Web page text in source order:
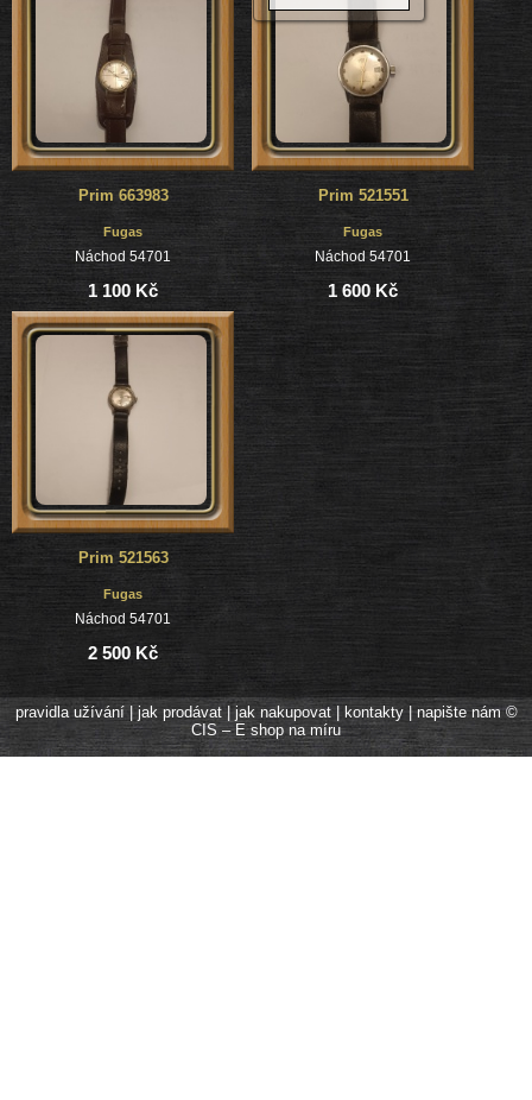
Prim 663983
Fugas
Náchod 54701
1 100 Kč
Prim 521551
Fugas
Náchod 54701
1 600 Kč
Prim 521563
Fugas
Náchod 54701
2 500 Kč
pravidla užívání| jak prodávat| jak nakupovat| kontakty|napište nám ©
CIS – E shop na míru